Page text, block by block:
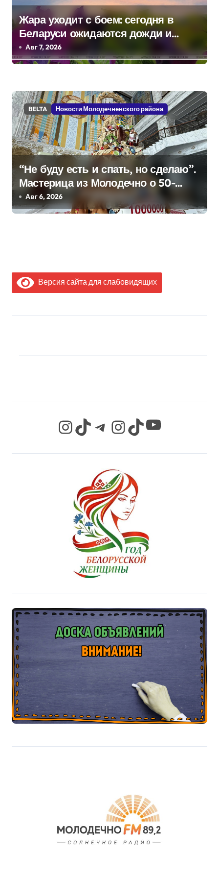
я
м
Жара уходит с боем: сегодня в
Беларуси ожидаются дожди и
грозы
Авг 7, 2026
BELTA Новости Молодечненского района
“Не буду есть и спать, но сделаю”.
Мастерица из Молодечно о 50-
килограммовом каравае для
Дворца Независимости
Авг 6, 2026
Версия сайта для слабовидящих
InstagramTikTok Telegram InstagramTikTok YouTube